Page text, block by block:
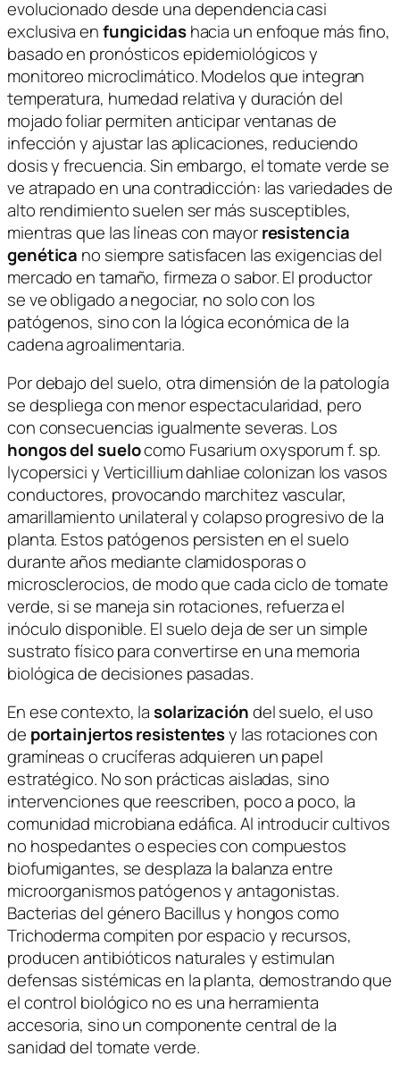
evolucionado desde una dependencia casi
exclusiva enfungicidashacia un enfoque más fino,
basado en pronósticos epidemiológicos y
monitoreo microclimático. Modelos que integran
temperatura, humedad relativa y duración del
mojado foliar permiten anticipar ventanas de
infección y ajustar las aplicaciones, reduciendo
dosis y frecuencia. Sin embargo, el tomate verde se
ve atrapado en una contradicción: las variedades de
alto rendimiento suelen ser más susceptibles,
mientras que las líneas con mayorresistencia
genética no siempre satisfacen las exigencias del
mercado en tamaño, firmeza o sabor. El productor
se ve obligado a negociar, no solo con los
patógenos, sino con la lógica económica de la
cadena agroalimentaria.
Por debajo del suelo, otra dimensión de la patología
se despliega con menor espectacularidad, pero
con consecuencias igualmente severas. Los
hongos del suelocomo Fusarium oxysporumf. sp.
lycopersiciyVerticillium dahliaecolonizan los vasos
conductores, provocando marchitez vascular,
amarillamiento unilateral y colapso progresivo de la
planta. Estos patógenos persisten en el suelo
durante años mediante clamidosporas o
microsclerocios, de modo que cada ciclo de tomate
verde, si se maneja sin rotaciones, refuerza el
inóculo disponible. El suelo deja de ser un simple
sustrato físico para convertirse en una memoria
biológica de decisiones pasadas.
En ese contexto, lasolarizacióndel suelo, el uso
de portainjertos resistentesy las rotaciones con
gramíneas o crucíferas adquieren un papel
estratégico. No son prácticas aisladas, sino
intervenciones que reescriben, poco a poco, la
comunidad microbiana edáfica. Al introducir cultivos
no hospedantes o especies con compuestos
biofumigantes, se desplaza la balanza entre
microorganismos patógenos y antagonistas.
Bacterias del género Bacillusy hongos como
Trichodermacompiten por espacio y recursos,
producen antibióticos naturales y estimulan
defensas sistémicas en la planta, demostrando que
el control biológico no es una herramienta
accesoria, sino un componente central de la
sanidad del tomate verde.